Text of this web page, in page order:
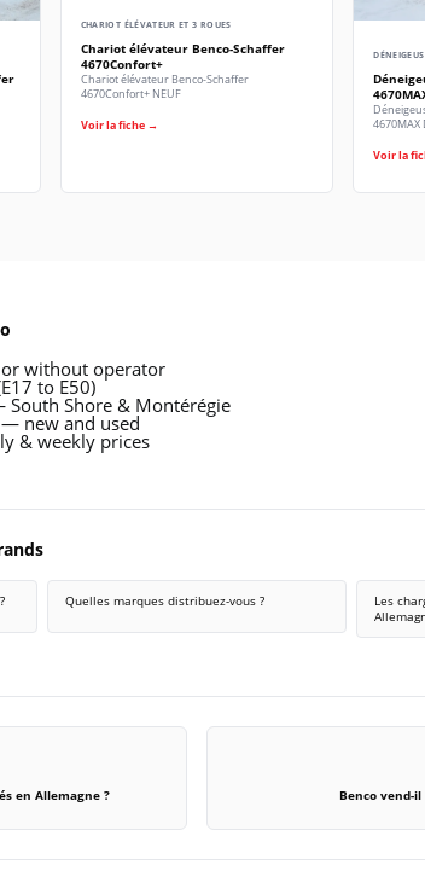
CHARIOT ÉLÉVATEUR ET 3 ROUES
Chariot élévateur Benco-Schaffer
4670Confort+
Chariot élévateur Benco-Schaffer
4670Confort+ NEUF
Voir la fiche →
4670MAX
Voir la
without operator
to E50)
Shore & Montérégie
new and used
& weekly prices
Quelles marques distribuez-vous ?
Les
en Allemagne ? Benco vend-